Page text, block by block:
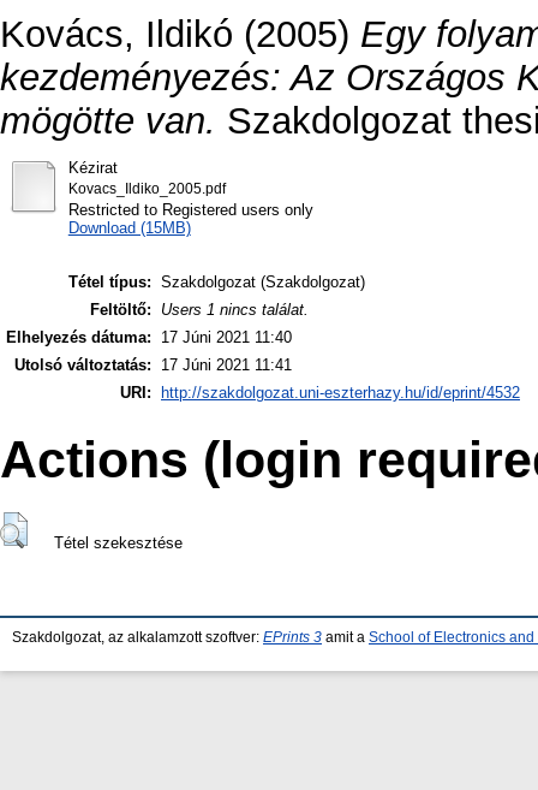
Kovács, Ildikó (2005) Egy
kezdeményezés: Az Országos
mögötte van. Szakdolgozat
Kézirat
Kovacs_Ildiko_2005.pdf
Restricted to Registered users only
Download (15MB)
Tétel típus: Szakdolgozat (Szakdolgozat)
Feltöltő:
Users 1 nincs találat.
Elhelyezés dátuma:
17 Júni 2021 11:40
Utolsó változtatás:
17 Júni 2021 11:41
URI:
http://szakdolgozat.uni-eszterhazy.hu/id/eprint/4532
Actions (login
Tétel szekesztése
Szakdolgozat, az alkalamzott szoftver: EPrints 3 amit a School of Electronics